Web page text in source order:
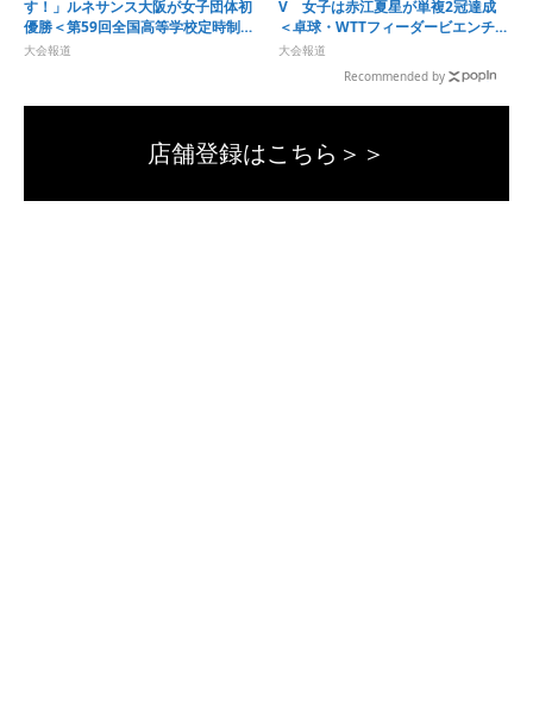
す！」ルネサンス大阪が女子団体初
優勝＜第59回全国高等学校定時制通
信制卓球大会＞
大会報道
V 女子は赤江夏星が単複2冠達成
＜卓球・WTTフィーダービエンチャ
ン2026＞
大会報道
Recommended by
店舗登録はこちら＞＞